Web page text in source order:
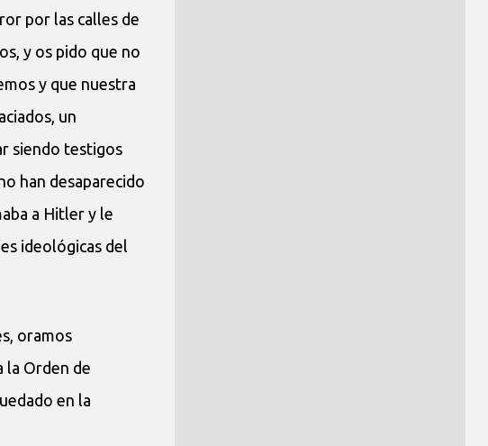
por las calles de
y os pido que no
y que nuestra
un
siendo testigos
han desaparecido
a Hitler y le
ideológicas del
oramos
la Orden de
en la